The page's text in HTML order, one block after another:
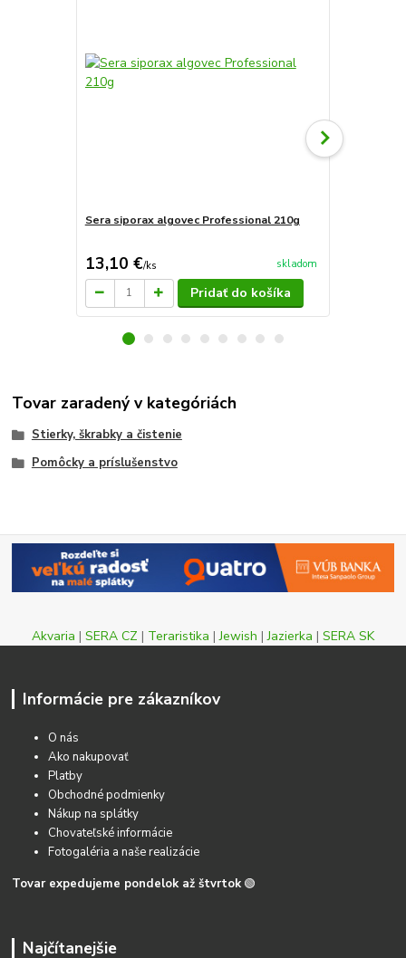
Sera siporax algovec Professional 210g
13,10 €/ks skladom
Pridať do košíka
Tovar zaradený v kategóriách
Stierky, škrabky a čistenie
Pomôcky a príslušenstvo
Akvaria | SERA CZ | Teraristika |Jewish |Jazierka | SERA SK
Informácie pre zákazníkov
O nás
Ako nakupovať
Platby
Obchodné podmienky
Nákup na splátky
Chovateľské informácie
Fotogaléria a naše realizácie
Tovar expedujeme pondelok až štvrtok 🟢
Najčítanejšie